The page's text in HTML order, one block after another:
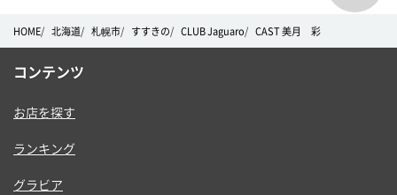
HOME 北海道 札幌市 すすきの CLUB Jaguaro CAST 美月 彩
コンテンツ
お店を探す
ランキング
グラビア